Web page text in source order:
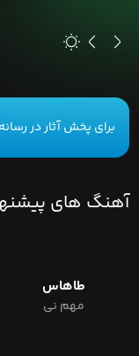
برای پخش آثار در رسانه
آهنگ های
طاهاس
مهم نی